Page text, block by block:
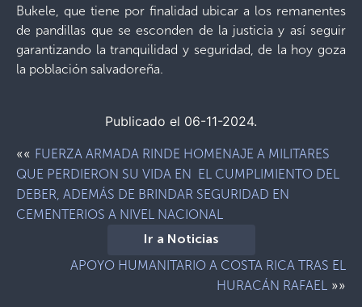
Bukele, que tiene por finalidad ubicar a los remanentes
de pandillas que se esconden de la justicia y así seguir
garantizando la tranquilidad y seguridad, de la hoy goza
la población salvadoreña.
Publicado el 06-11-2024.
«« FUERZA ARMADA RINDE HOMENAJE A MILITARES
QUE PERDIERON SU VIDA EN EL CUMPLIMIENTO DEL
DEBER, ADEMÁS DE BRINDAR SEGURIDAD EN
CEMENTERIOS A NIVEL NACIONAL
Ir a Noticias
APOYO HUMANITARIO A COSTA RICA TRAS EL
HURACÁN RAFAEL »»